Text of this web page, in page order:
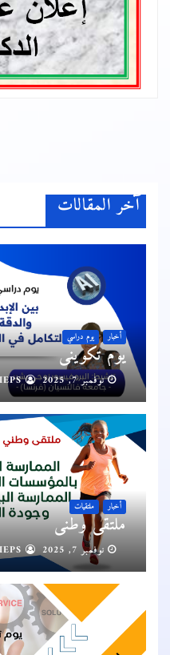
آخر المقالات
أخبار يوم دراسي
يوم تكويني
نوفمبر 7, 2025 IEPS
أخبار ملتقيات
ملتقى وطني
نوفمبر 7, 2025